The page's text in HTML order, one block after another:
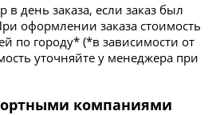
в день заказа, если заказ был
оформлении заказа стоимость
по городу* (*в зависимости от
уточняйте у менеджера при
компаниями